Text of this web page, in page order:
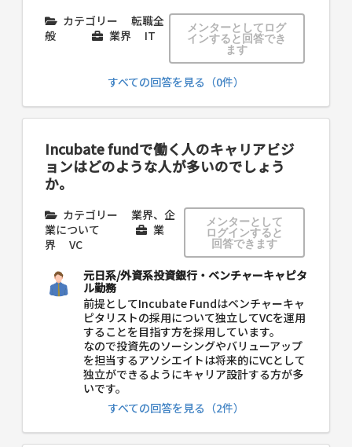
カテゴリー
転職全
般
業界 IT
メンターとしてログ
インすると回答でき
ます
すべての回答を見る（0件）
Incubate fundで働く人のキャリアビジ
ョンはどのような人が多いのでしょう
か。
カテゴリー
業界、企
業について
業
界
VC
メンターとして
ログインすると
回答できます
元日系/外資系投資銀行・ベンチャーキャピタ
ル勤務
前提としてIncubate Fundはベンチャーキャ
ピタリストの採用について独立してVCを運用
することを目指す方を採用しています。
なので投資先のソーシングやバリューアップ
を担当するアソシエイトは将来的にVCとして
独立ができるようにキャリア設計する方が多
いです。
すべての回答を見る（2件）